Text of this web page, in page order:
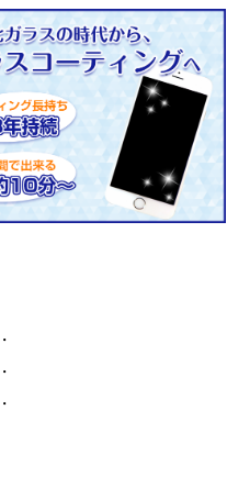
・
・
・